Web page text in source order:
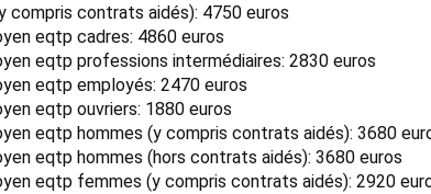
compris contrats aidés): 4750 euros
eqtp cadres: 4860 euros
eqtp professions intermédiaires: 2830 euros
eqtp employés: 2470 euros
eqtp ouvriers: 1880 euros
eqtp hommes (y compris contrats aidés): 3680
eqtp hommes (hors contrats aidés): 3680 euros
eqtp femmes (y compris contrats aidés): 2920